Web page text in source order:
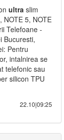
ultra slim
NOTE 5, NOTE
Telefoane -
Bucuresti,
Pentru
intalnirea se
telefonic sau
silicon TPU
22.10|09:25